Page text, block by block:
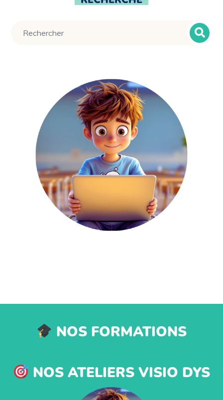
NOS FORMATIONS
NOS ATELIERS VISIO DYS